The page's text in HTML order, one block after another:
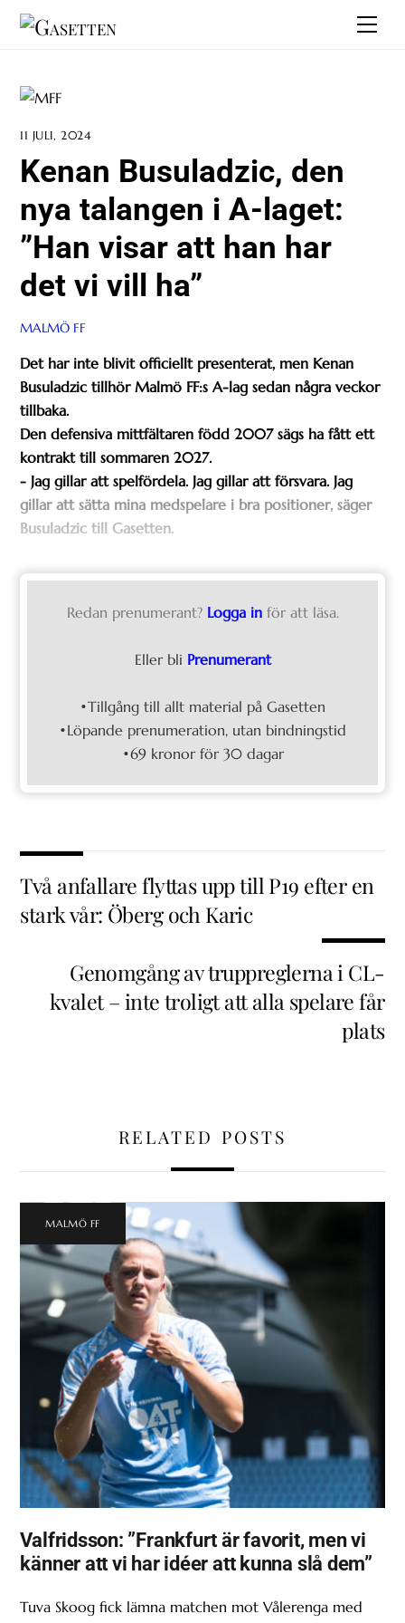
Skip
11 JULI, 2024
Kenan Busuladzic, den
nya talangen i A-laget:
”Han visar att han har
det vi vill ha”
MALMÖ FF
Det har inte blivit officiellt presenterat, men Kenan
Busuladzic tillhör Malmö FF:s A-lag sedan några veckor
tillbaka.
Den defensiva mittfältaren född 2007 sägs ha fått ett
kontrakt till sommaren 2027.
- Jag gillar att spelfördela. Jag gillar att försvara. Jag
gillar att sätta mina medspelare i bra positioner, säger
Busuladzic till Gasetten.
Redan prenumerant? Logga in för att läsa.
Eller bli Prenumerant
•Tillgång till allt material på Gasetten
•Löpande prenumeration, utan bindningstid
•69 kronor för 30 dagar
Två anfallare flyttas upp till P19 efter en
stark vår: Öberg och Karic
Genomgång av truppreglerna i CL-
kvalet – inte troligt att alla spelare får
plats
RELATED POSTS
MALMÖ FF
Valfridsson: ”Frankfurt är favorit, men vi
känner att vi har idéer att kunna slå dem”
Tuva Skoog fick lämna matchen mot Vålerenga med